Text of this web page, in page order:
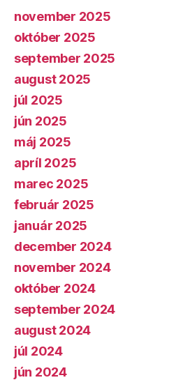
november 2025
október 2025
september 2025
august 2025
júl 2025
jún 2025
máj 2025
apríl 2025
marec 2025
február 2025
január 2025
december 2024
november 2024
október 2024
september 2024
august 2024
júl 2024
jún 2024